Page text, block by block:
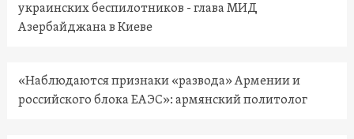
украинских беспилотников - глава МИД
Азербайджана в Киеве
«Наблюдаются признаки «развода» Армении и
российского блока ЕАЭС»: армянский политолог